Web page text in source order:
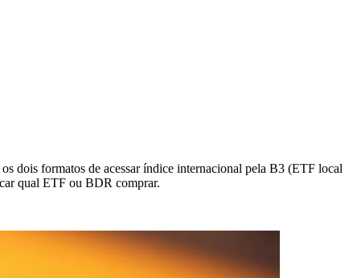
dois formatos de acessar índice internacional pela B3 (ETF local
qual ETF ou BDR comprar.